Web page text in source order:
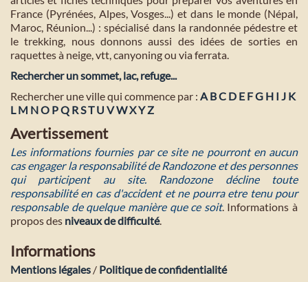
France (Pyrénées, Alpes, Vosges...) et dans le monde (Népal,
Maroc, Réunion...) : spécialisé dans la randonnée pédestre et
le trekking, nous donnons aussi des idées de sorties en
raquettes à neige, vtt, canyoning ou via ferrata.
Rechercher un sommet, lac, refuge...
Rechercher une ville qui commence par : A BC D E FG H I J K
L M NO PQ R ST U VWXY Z
Avertissement
Les informations fournies par ce site ne pourront en aucun
cas engager la responsabilité de Randozone et des personnes
qui participent au site. Randozone décline toute
responsabilité en cas d'accident et ne pourra etre tenu pour
responsable de quelque manière que ce soit. Informations à
propos des niveaux de difficulté.
Informations
Mentions légales / Politique de confidentialité